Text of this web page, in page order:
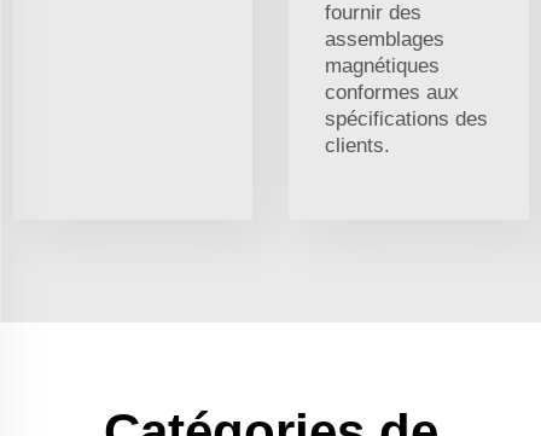
fournir des
assemblages
magnétiques
conformes aux
spécifications des
clients.